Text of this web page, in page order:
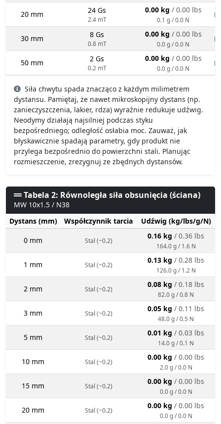
20 mm 24 Gs
2.4 mT
0.00 kg / 0.00 lbs
0.1 g / 0.0 N
30 mm 8 Gs
0.8 mT
0.00 kg / 0.00 lbs
0.0 g / 0.0 N
50 mm 2 Gs
0.2 mT
0.00 kg / 0.00 lbs
0.0 g / 0.0 N
Siła chwytu spada znacząco z każdym milimetrem
dystansu. Pamiętaj, że nawet mikroskopijny dystans (np.
zanieczyszczenia, lakier, rdza) wyraźnie redukuje udźwig.
Neodymy działają najsilniej podczas styku
bezpośredniego; odległość osłabia moc. Zauważ, jak
błyskawicznie spadają parametry, gdy produkt nie
przylega bezpośrednio do powierzchni stali. Planując
rozmieszczenie, zrezygnuj ze zbędnych dystansów.
Tabela 2: Równoległa siła obsunięcia (ściana)
MW 10x1.5 / N38
Dystans (mm)
Współczynnik tarcia Udźwig (kg/lbs/g/N)
0 mm Stal (~0.2)
0.16 kg / 0.36 lbs
164.0 g / 1.6 N
1 mm Stal (~0.2)
0.13 kg / 0.28 lbs
126.0 g / 1.2 N
2 mm Stal (~0.2)
0.08 kg / 0.18 lbs
82.0 g / 0.8 N
3 mm Stal (~0.2)
0.05 kg / 0.11 lbs
48.0 g / 0.5 N
5 mm Stal (~0.2)
0.01 kg / 0.03 lbs
14.0 g / 0.1 N
10 mm Stal (~0.2)
0.00 kg / 0.00 lbs
2.0 g / 0.0 N
15 mm Stal (~0.2)
0.00 kg / 0.00 lbs
0.0 g / 0.0 N
20 mm Stal (~0.2)
0.00 kg / 0.00 lbs
0.0 g / 0.0 N